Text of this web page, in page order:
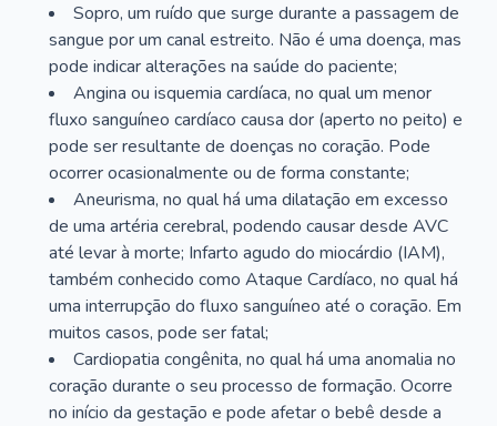
Sopro, um ruído que surge durante a passagem de
sangue por um canal estreito. Não é uma doença, mas
pode indicar alterações na saúde do paciente;
Angina ou isquemia cardíaca, no qual um menor
fluxo sanguíneo cardíaco causa dor (aperto no peito) e
pode ser resultante de doenças no coração. Pode
ocorrer ocasionalmente ou de forma constante;
Aneurisma, no qual há uma dilatação em excesso
de uma artéria cerebral, podendo causar desde AVC
até levar à morte; Infarto agudo do miocárdio (IAM),
também conhecido como Ataque Cardíaco, no qual há
uma interrupção do fluxo sanguíneo até o coração. Em
muitos casos, pode ser fatal;
Cardiopatia congênita, no qual há uma anomalia no
coração durante o seu processo de formação. Ocorre
no início da gestação e pode afetar o bebê desde a